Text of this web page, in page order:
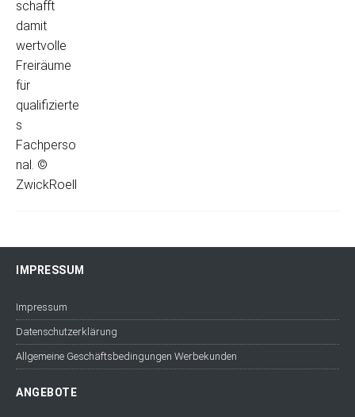
IMPRESSUM
Impressum
Datenschutzerklärung
Allgemeine Geschäftsbedingungen Werbekunden
ANGEBOTE